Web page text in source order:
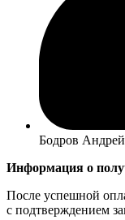
Бодров
Информация о
После успешной
с подтверждением